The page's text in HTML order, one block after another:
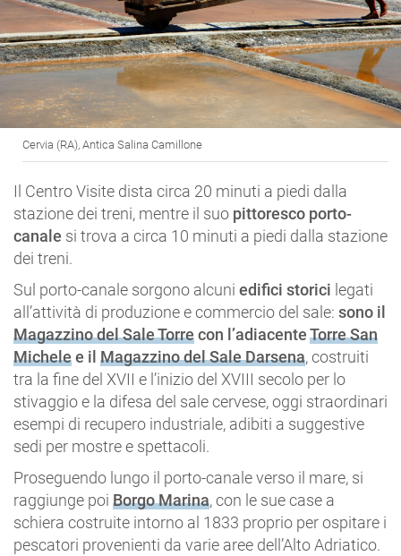
Cervia (RA), Antica Salina Camillone
Il Centro Visite dista circa 20 minuti a piedi dalla
stazione dei treni, mentre il suo pittoresco porto-
canale si trova a circa 10 minuti a piedi dalla stazione
dei treni.
Sul porto-canale sorgono alcuni edifici storici legati
all’attività di produzione e commercio del sale: sono il
Magazzino del Sale Torrecon l’adiacenteTorre San
Michelee il Magazzino del Sale Darsena, costruiti
tra la fine del XVII e l’inizio del XVIII secolo per lo
stivaggio e la difesa del sale cervese, oggi straordinari
esempi di recupero industriale, adibiti a suggestive
sedi per mostre e spettacoli.
Proseguendo lungo il porto-canale verso il mare, si
raggiunge poi Borgo Marina, con le sue case a
schiera costruite intorno al 1833 proprio per ospitare i
pescatori provenienti da varie aree dell’Alto Adriatico.